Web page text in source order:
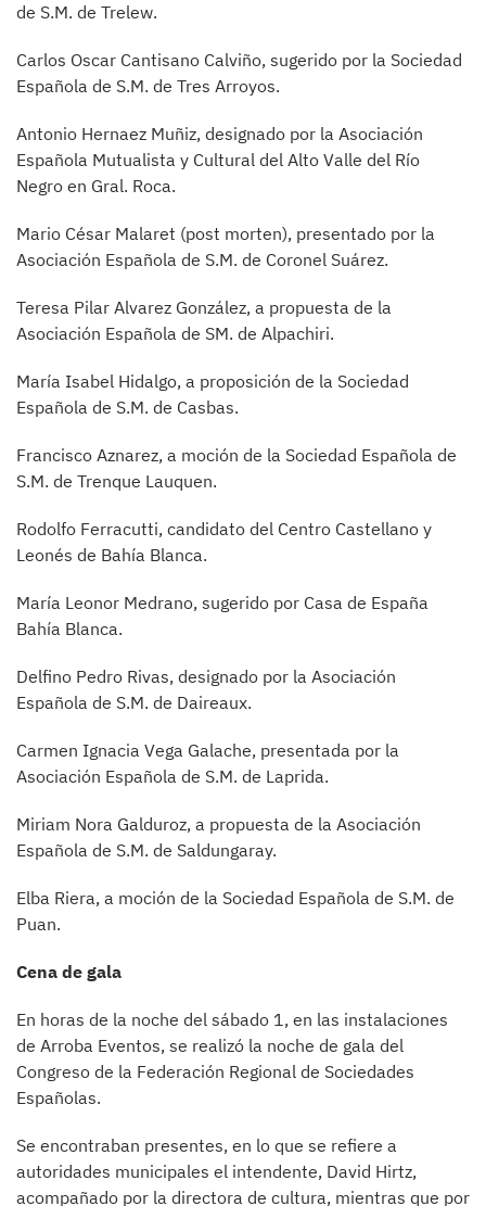
de S.M. de Trelew.
Carlos Oscar Cantisano Calviño, sugerido por la Sociedad
Española de S.M. de Tres Arroyos.
Antonio Hernaez Muñiz, designado por la Asociación
Española Mutualista y Cultural del Alto Valle del Río
Negro en Gral. Roca.
Mario César Malaret (post morten), presentado por la
Asociación Española de S.M. de Coronel Suárez.
Teresa Pilar Alvarez González, a propuesta de la
Asociación Española de SM. de Alpachiri.
María Isabel Hidalgo, a proposición de la Sociedad
Española de S.M. de Casbas.
Francisco Aznarez, a moción de la Sociedad Española de
S.M. de Trenque Lauquen.
Rodolfo Ferracutti, candidato del Centro Castellano y
Leonés de Bahía Blanca.
María Leonor Medrano, sugerido por Casa de España
Bahía Blanca.
Delfino Pedro Rivas, designado por la Asociación
Española de S.M. de Daireaux.
Carmen Ignacia Vega Galache, presentada por la
Asociación Española de S.M. de Laprida.
Miriam Nora Galduroz, a propuesta de la Asociación
Española de S.M. de Saldungaray.
Elba Riera, a moción de la Sociedad Española de S.M. de
Puan.
Cena de gala
En horas de la noche del sábado 1, en las instalaciones
de Arroba Eventos, se realizó la noche de gala del
Congreso de la Federación Regional de Sociedades
Españolas.
Se encontraban presentes, en lo que se refiere a
autoridades municipales el intendente, David Hirtz,
acompañado por la directora de cultura, mientras que por